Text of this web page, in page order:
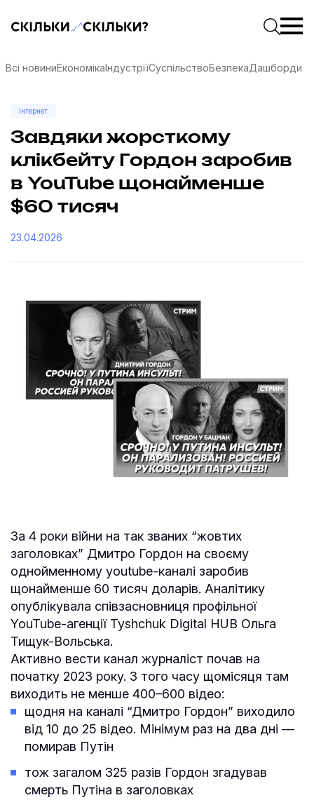
Скільки-скільки? — Медіа про суспільні даніПочати
Всі новиниЕкономікаІндустріїСуспільствоБезпекаДашборди
Інтернет
Завдяки жорсткому
клікбейту Гордон заробив
в YouTube щонайменше
$60 тисяч
23.04.2026
За 4 роки війни на так званих “жовтих
заголовках” Дмитро Гордон на своєму
однойменному youtube-каналі заробив
щонайменше 60 тисяч доларів. Аналітику
опублікувала співзасновниця профільної
YouTube-агенції Tyshchuk Digital HUB Ольга
Тищук-Вольська.
Активно вести канал журналіст почав на
початку 2023 року. З того часу щомісяця там
виходить не менше 400–600 відео:
щодня на каналі “Дмитро Гордон” виходило
від 10 до 25 відео. Мінімум раз на два дні —
помирав Путін
тож загалом 325 разів Гордон згадував
смерть Путіна в заголовках